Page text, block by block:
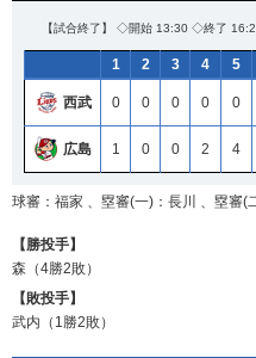
【試合終了】 ◇開始 13:30 ◇終了
1 2 3 4 5
西武 0 0 0 0 0
広島 1 0 0 2 4
球審：福家 、塁審(一)：長川 、塁審(
【勝投手】
森 （4勝2敗）
【敗投手】
武内 （1勝2敗）